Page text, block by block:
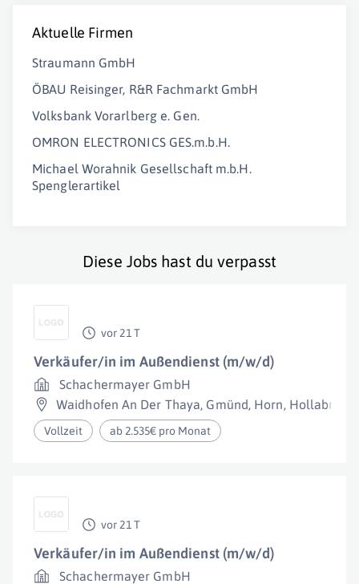
Aktuelle Firmen
Straumann GmbH
ÖBAU Reisinger, R&R Fachmarkt GmbH
Volksbank Vorarlberg e. Gen.
OMRON ELECTRONICS GES.m.b.H.
Michael Worahnik Gesellschaft m.b.H.
Spenglerartikel
Diese Jobs hast du verpasst
vor 21 T
Verkäufer/in im Außendienst (m/w/d)
Schachermayer GmbH
Waidhofen An Der Thaya, Gmünd, Horn, Hollabrunn
Vollzeit ab 2.535€ pro Monat
vor 21 T
Verkäufer/in im Außendienst (m/w/d)
Schachermayer GmbH